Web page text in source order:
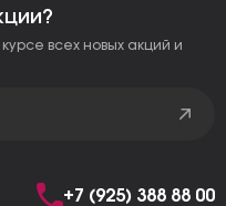
всех новых акций и
+7 (925) 388 88 00